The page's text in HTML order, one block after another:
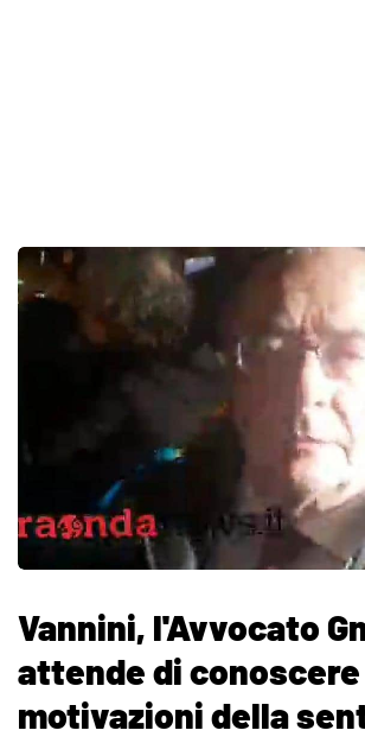
Vannini, l'Avvocato
attende di
motivazioni della